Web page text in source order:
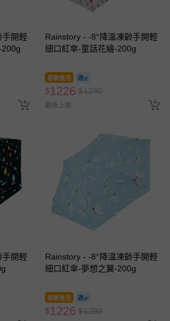
新品或退貨，請見：退貨的辦理流程
的使用、退貨及商品運送方式等有疑
愛客服中心 。
合」等錯誤原因，導致無法安排出貨，
通知訂單取消事宜，並將提供適當補
手開輕
200g
Rainstory - -8°降溫凍齡手開輕
細口紅傘-童話花繪-200g
即將售完
$1226 $1290
最新上架
手開輕
Rainstory - -8°降溫凍齡手開輕
細口紅傘-夢想之翼-200g
即將售完
$1226 $1290